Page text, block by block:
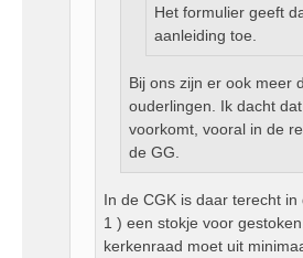
Het formulier geeft
aanleiding toe.
Bij ons zijn er ook meer
ouderlingen. Ik dacht
voorkomt, vooral in de
de GG.
In de CGK is daar terecht in
1 ) een stokje voor
kerkenraad moet uit